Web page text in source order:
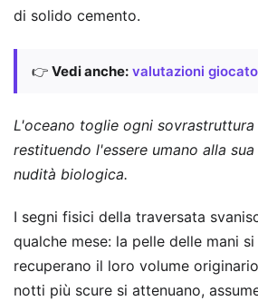
di solido cemento.
👉 Vedi anche: valutazioni
L'oceano toglie ogni sovrastruttura
restituendo l'essere umano alla
nudità biologica.
I segni fisici della traversata
qualche mese: la pelle delle mani
recuperano il loro volume
notti più scure si attenuano,